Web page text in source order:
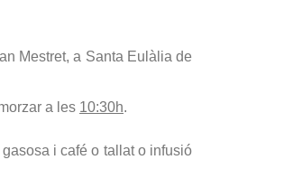
Mestret, a Santa Eulàlia de
a les 10:30h.
i café o tallat o infusió